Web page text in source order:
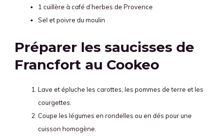
1 cuillère à café d’herbes de Provence
Sel et poivre du moulin
Préparer les saucisses de
Francfort au Cookeo
Lave et épluche les carottes, les pommes de terre et les
courgettes.
Coupe les légumes en rondelles ou en dés pour une
cuisson homogène.